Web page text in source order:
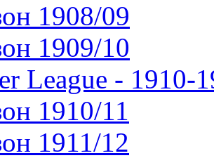
1908/09
1909/10
League - 1910-
1910/11
1911/12